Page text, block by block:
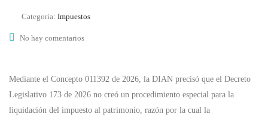
Categoría: Impuestos
No hay comentarios
Mediante el Concepto 011392 de 2026, la DIAN precisó que el Decreto
Legislativo 173 de 2026 no creó un procedimiento especial para la
liquidación del impuesto al patrimonio, razón por la cual la